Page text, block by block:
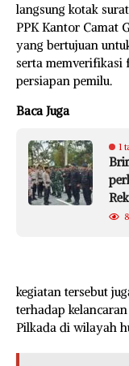
langsung kotak
PPK Kantor Camat
yang bertujuan
serta memverifikasi
persiapan pemilu.
Baca Juga
1
kegiatan tersebut
terhadap
Pilkada di wilayah